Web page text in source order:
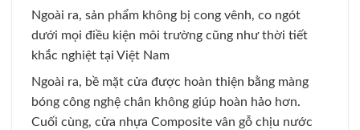
Ngoài ra, sản phẩm không bị cong vênh, co ngót
dưới mọi điều kiện môi trường cũng như thời tiết
khắc nghiệt tại Việt Nam
Ngoài ra, bề mặt cửa được hoàn thiện bằng màng
bóng công nghệ chân không giúp hoàn hảo hơn.
Cuối cùng, cửa nhựa Composite vân gỗ chịu nước